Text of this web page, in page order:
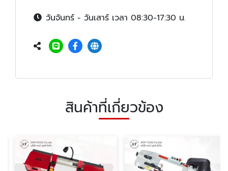
วันจันทร์ - วันเสาร์ เวลา 08:30-17:30 น.
สินค้าที่เกี่ยวข้อง